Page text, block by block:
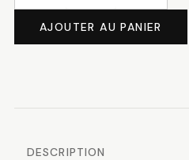
Nappe
AJOUTER AU PANIER
DESCRIPTION